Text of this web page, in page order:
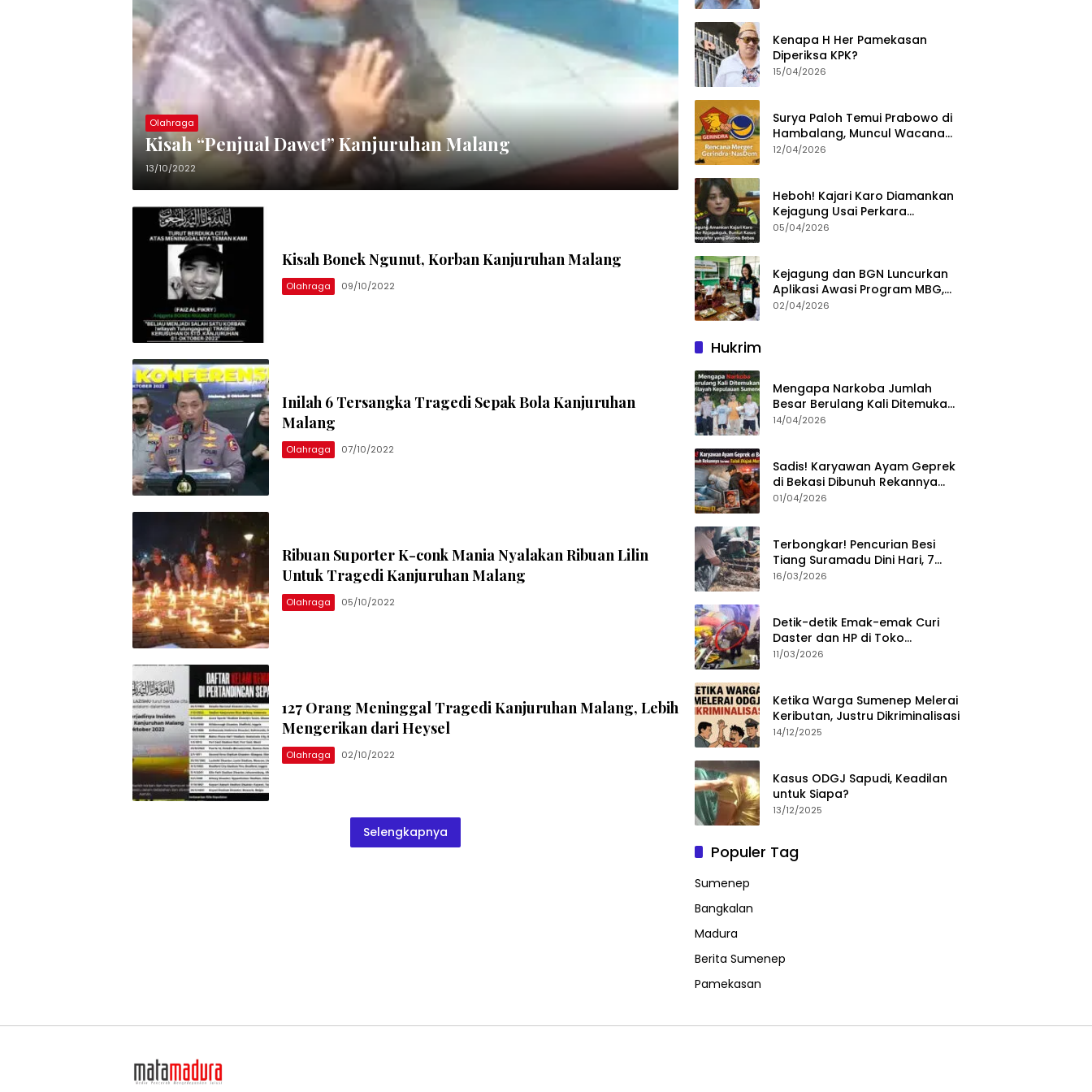
Olahraga
Kisah “Penjual Dawet” Kanjuruhan Malang
13/10/2022
Kisah Bonek Ngunut, Korban Kanjuruhan Malang
Olahraga 09/10/2022
Inilah 6 Tersangka Tragedi Sepak Bola Kanjuruhan
Malang
Olahraga 07/10/2022
Ribuan Suporter K-conk Mania Nyalakan Ribuan Lilin
Untuk Tragedi Kanjuruhan Malang
Olahraga 05/10/2022
127 Orang Meninggal Tragedi Kanjuruhan Malang, Lebih
Mengerikan dari Heysel
Olahraga 02/10/2022
Selengkapnya
Kenapa H Her Pamekasan
Diperiksa KPK?
15/04/2026
Surya Paloh Temui Prabowo di
Hambalang, Muncul Wacana
Penggabungan NasDem dan
12/04/2026
Heboh! Kajari Karo Diamankan
Kejagung Usai Perkara
Videografer Divonis Bebas
05/04/2026
Kejagung dan BGN Luncurkan
Aplikasi Awasi Program MBG,
Begini Cara Lapornya
02/04/2026
Hukrim
Mengapa Narkoba Jumlah
Besar Berulang Kali Ditemukan
di Wilayah Kepulauan
14/04/2026
Sadis! Karyawan Ayam Geprek
di Bekasi Dibunuh Rekannya
karena Tolak Diajak Merampok
01/04/2026
Terbongkar! Pencurian Besi
Tiang Suramadu Dini Hari, 7
ABK Ditangkap Polisi
16/03/2026
Detik-detik Emak-emak Curi
Daster dan HP di Toko
Sumenep, Aksi Terekam CCTV
11/03/2026
Ketika Warga Sumenep Melerai
Keributan, Justru Dikriminalisasi
14/12/2025
Kasus ODGJ Sapudi, Keadilan
untuk Siapa?
13/12/2025
Populer Tag
Sumenep
Bangkalan
Madura
Berita Sumenep
Pamekasan